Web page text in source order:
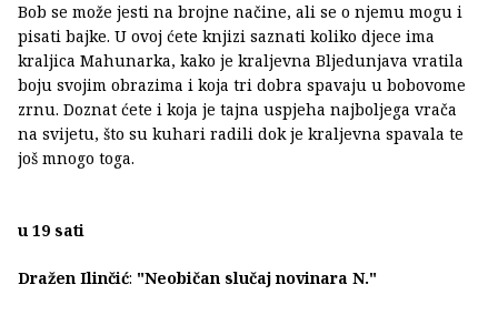
Bob se može jesti na brojne načine, ali se o njemu mogu i
pisati bajke. U ovoj ćete knjizi saznati koliko djece ima
kraljica Mahunarka, kako je kraljevna Bljedunjava vratila
boju svojim obrazima i koja tri dobra spavaju u bobovome
zrnu. Doznat ćete i koja je tajna uspjeha najboljega vrača
na svijetu, što su kuhari radili dok je kraljevna spavala te
još mnogo toga.
u 19 sati
Dražen Ilinčić: "Neobičan slučaj novinara N."